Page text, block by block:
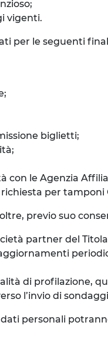
vigenti.
per le seguenti
biglietti;
con le Agenzia
per tamponi
previo suo
partner del
di profilazione,
l’invio di
personali